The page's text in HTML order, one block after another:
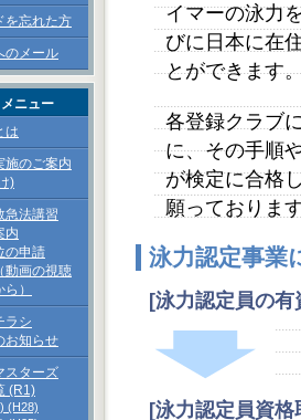
イマーの泳力
びに日本に在
とができます
各登録クラブ
に、その手順
が検定に合格
願っておりま
泳力認定事業
[泳力認定員の
[泳力認定員資
を忘れた方
のメール
ニュー
は
施のご案内
)
急法講習
内
の申請
動画の視聴
）
ラシ
お知らせ
スターズ
(R1)
(H28)